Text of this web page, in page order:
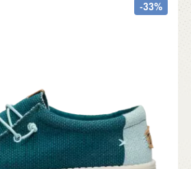
-33%